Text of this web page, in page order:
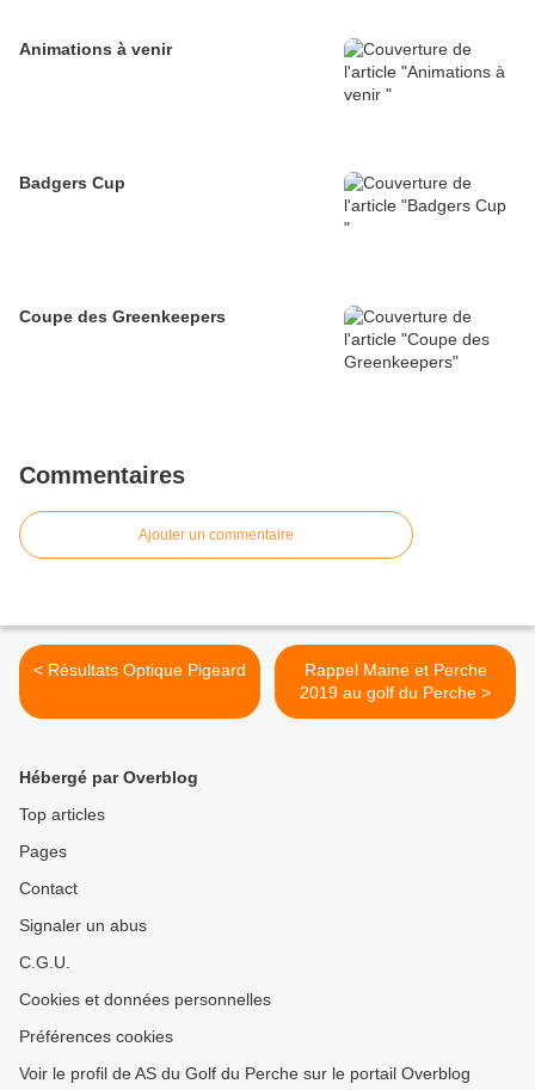
Animations à venir
Badgers Cup
Coupe des Greenkeepers
Commentaires
Ajouter un commentaire
< Résultats Optique Pigeard
Rappel Maine et Perche
2019 au golf du Perche >
Hébergé par Overblog
Top articles
Pages
Contact
Signaler un abus
C.G.U.
Cookies et données personnelles
Préférences cookies
Voir le profil de AS du Golf du Perche sur le portail Overblog